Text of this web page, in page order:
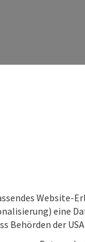
Website-
eine
Behörden der